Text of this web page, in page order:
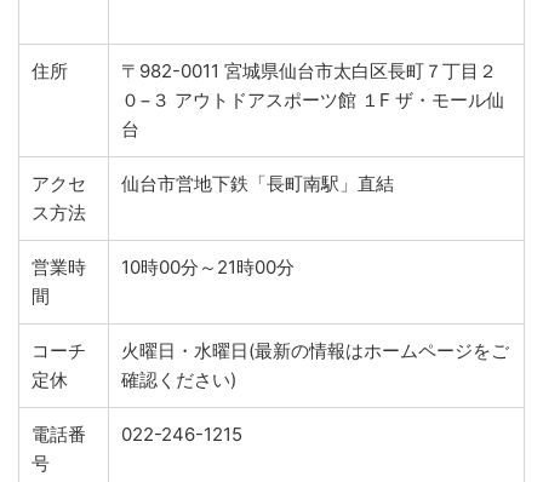
住所
〒982-0011 宮城県仙台市太白区長町７丁目２
０−３ アウトドアスポーツ館 １F ザ・モール仙
台
アクセ
ス方法
仙台市営地下鉄「長町南駅」直結
営業時
間
10時00分～21時00分
コーチ
定休
火曜日・水曜日(最新の情報はホームページをご
確認ください)
電話番
号
022-246-1215